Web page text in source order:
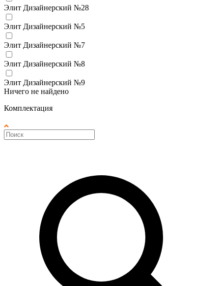
Элит Дизайнерский №28
Элит Дизайнерский №5
Элит Дизайнерский №7
Элит Дизайнерский №8
Элит Дизайнерский №9
Ничего не найдено
Комплектация